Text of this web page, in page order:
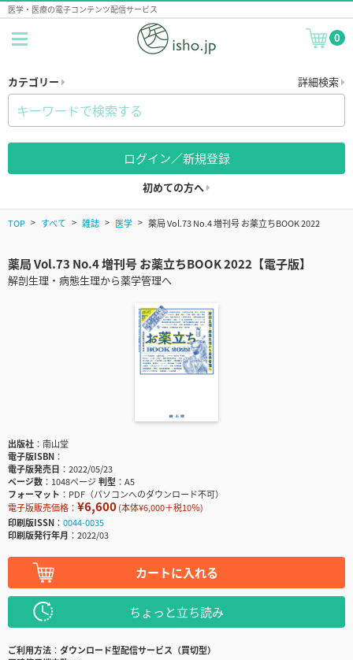
医学・医療の電子コンテンツ配信サービス
0
カテゴリー 詳細検索
ログイン／新規登録
初めての方へ
TOP すべて 雑誌 医学 薬局 Vol.73 No.4 増刊号 お薬立ちBOOK 2022
薬局 Vol.73 No.4 増刊号 お薬立ちBOOK 2022【電子版】
解剖生理・病態生理から薬学管理へ
出版社
南山堂
電子版ISBN
電子版発売日
2022/05/23
ページ数
1048ページ判型
A5
フォーマット
PDF（パソコンへのダウンロード不可）
電子版販売価格： ¥6,600(本体¥6,000＋税10％)
印刷版ISSN
0044-0035
印刷版発行年月
2022/03
カートに入れる
ちょっと立ち読み
ご利用方法
ダウンロード型配信サービス（買切型）